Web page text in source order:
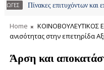
επιτυχόντων και
Home ΚΟΙΝΟΒΟΥΛΕΥΤΙΚΟΣ
ανισότητας στην επετηρίδα
Άρση και